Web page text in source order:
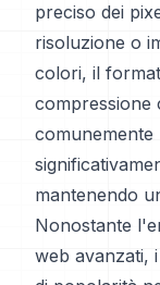
preciso dei
risoluzione o
colori, il
compressione
mantenendo
Nonostante
web avanzati,